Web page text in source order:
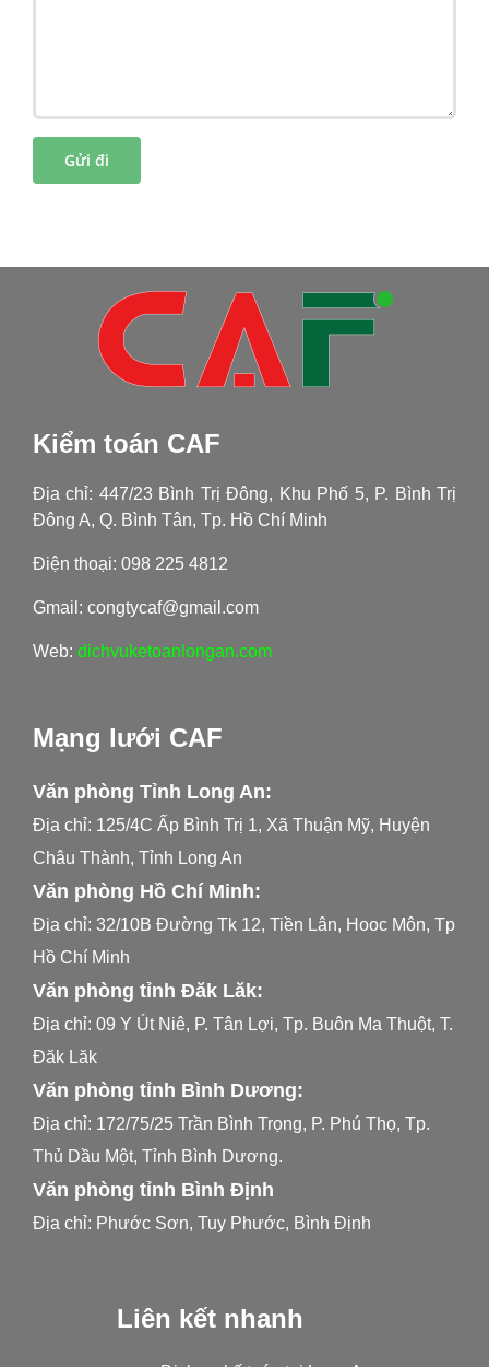
Kiểm toán CAF
Địa chỉ: 447/23 Bình Trị Đông, Khu Phố 5, P. Bình Trị
Đông A, Q. Bình Tân, Tp. Hồ Chí Minh
Điện thoại: 098 225 4812
Gmail: congtycaf@gmail.com
Web: dichvuketoanlongan.com
Mạng lưới CAF
Văn phòng Tỉnh Long An:
Địa chỉ: 125/4C Ấp Bình Trị 1, Xã Thuận Mỹ, Huyện
Châu Thành, Tỉnh Long An
Văn phòng Hồ Chí Minh:
Địa chỉ: 32/10B Đường Tk 12, Tiền Lân, Hooc Môn, Tp
Hồ Chí Minh
Văn phòng tỉnh Đăk Lăk:
Địa chỉ: 09 Y Út Niê, P. Tân Lợi, Tp. Buôn Ma Thuột, T.
Đăk Lăk
Văn phòng tỉnh Bình Dương:
Địa chỉ: 172/75/25 Trần Bình Trọng, P. Phú Thọ, Tp.
Thủ Dầu Một, Tỉnh Bình Dương.
Văn phòng tỉnh Bình Định
Địa chỉ: Phước Sơn, Tuy Phước, Bình Định
Liên kết nhanh